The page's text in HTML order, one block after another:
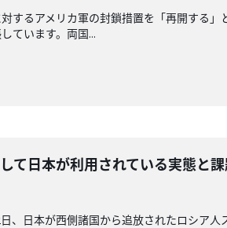
するアメリカ軍の封鎖措置を「再開する
ています。両国...
て日本が利用されている実態
、日本が西側諸国から追放されたロシア